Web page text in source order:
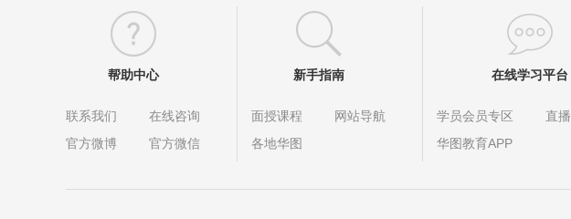
帮助中心
联系我们
在线咨询
官方微博
官方微信
新手指南
面授课程
网站导航
各地华图
在线学习平台
学员会员专区
直
华图教育APP